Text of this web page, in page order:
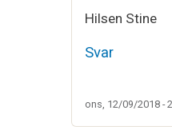
Hilsen Stine
Svar
ons, 12/09/2018 -